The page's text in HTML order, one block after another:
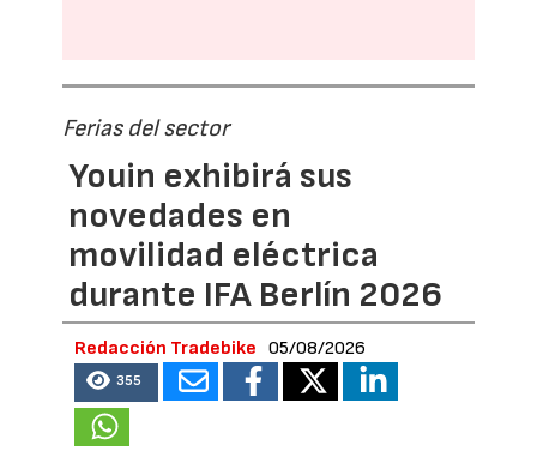
Ferias del sector
Youin exhibirá sus
novedades en
movilidad eléctrica
durante IFA Berlín 2026
Redacción Tradebike 05/08/2026
355